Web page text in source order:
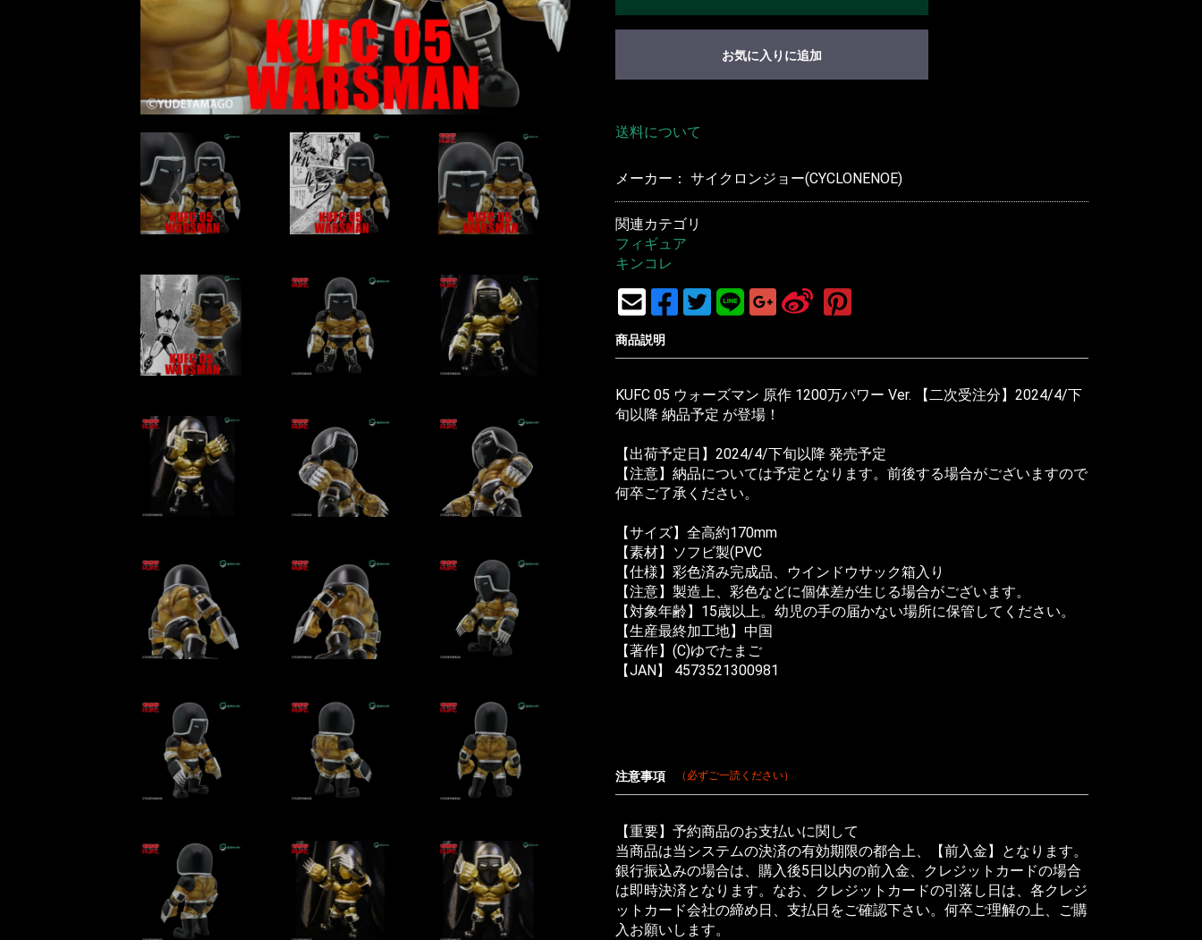
お買い物を続ける カートへ進む
お気に入りに追加
送料について
メーカー： サイクロンジョー(CYCLONENOE)
関連カテゴリ
フィギュア
キンコレ
商品説明
KUFC 05 ウォーズマン 原作 1200万パワー Ver. 【二次受注分】2024/4/下
旬以降 納品予定 が登場！
【出荷予定日】2024/4/下旬以降 発売予定
【注意】納品については予定となります。前後する場合がございますので
何卒ご了承ください。
【サイズ】全高約170mm
【素材】ソフビ製(PVC
【仕様】彩色済み完成品、ウインドウサック箱入り
【注意】製造上、彩色などに個体差が生じる場合がございます。
【対象年齢】15歳以上。幼児の手の届かない場所に保管してください。
【生産最終加工地】中国
【著作】(C)ゆでたまご
【JAN】 4573521300981
注意事項 （必ずご一読ください）
【重要】予約商品のお支払いに関して
当商品は当システムの決済の有効期限の都合上、【前入金】となります。
銀行振込みの場合は、購入後5日以内の前入金、クレジットカードの場合
は即時決済となります。なお、クレジットカードの引落し日は、各クレジ
ットカード会社の締め日、支払日をご確認下さい。何卒ご理解の上、ご購
入お願いします。